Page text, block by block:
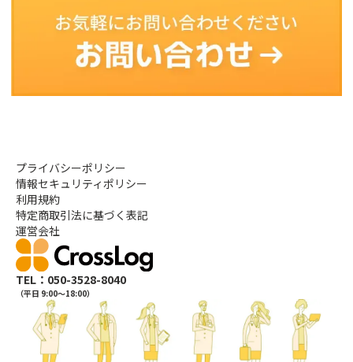
TEL：050-3528-8040
（平日 9:00〜18:00）
プライバシーポリシー
情報セキュリティポリシー
利用規約
特定商取引法に基づく表記
運営会社